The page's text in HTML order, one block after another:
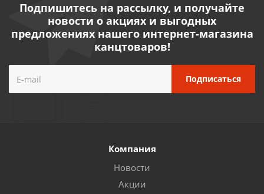
Подпишитесь на рассылку, и получайте
новости о акциях и выгодных
предложениях нашего интернет-магазина
канцтоваров!
Компания
Новости
Акции